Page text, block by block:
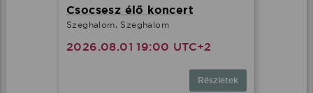
Csocsesz élő koncert
Szeghalom, Szeghalom
2026.08.01 19:00 UTC+2
Részletek